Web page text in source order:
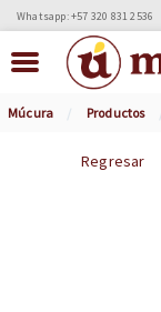
Whatsapp: +57 320 831 2536
Múcura Productos
Regresar